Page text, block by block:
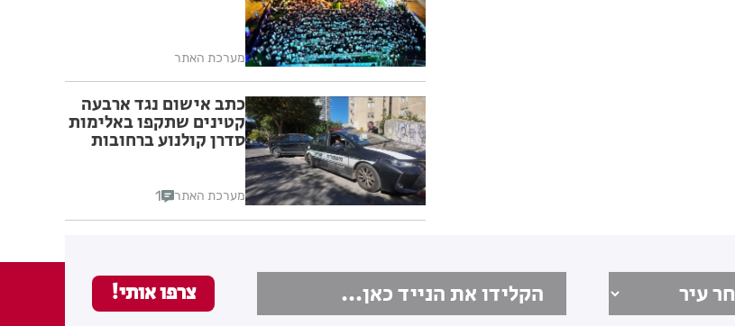
מערכת האתר
כתב אישום נגד ארבעה
קטינים שתקפו באלימות
סדרן קולנוע ברחובות
מערכת האתר 1